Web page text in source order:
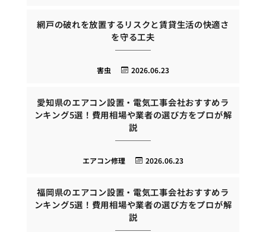
網戸の破れを放置するリスクと賃貸生活の快適さ
を守る工夫
2026.06.23
害虫
愛知県のエアコン設置・電気工事会社おすすめラ
ンキング5選！費用相場や業者の選び方をプロが解
説
2026.06.23
エアコン修理
福岡県のエアコン設置・電気工事会社おすすめラ
ンキング5選！費用相場や業者の選び方をプロが解
説